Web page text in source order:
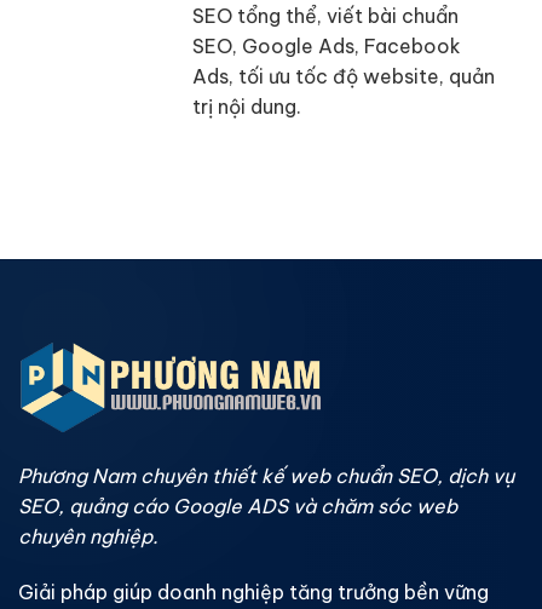
SEO tổng thể, viết bài chuẩn
SEO, Google Ads, Facebook
Ads, tối ưu tốc độ website, quản
trị nội dung.
Phương Nam chuyên thiết kế web chuẩn SEO, dịch vụ
SEO, quảng cáo Google ADS và chăm sóc web
chuyên nghiệp.
Giải pháp giúp doanh nghiệp tăng trưởng bền vững